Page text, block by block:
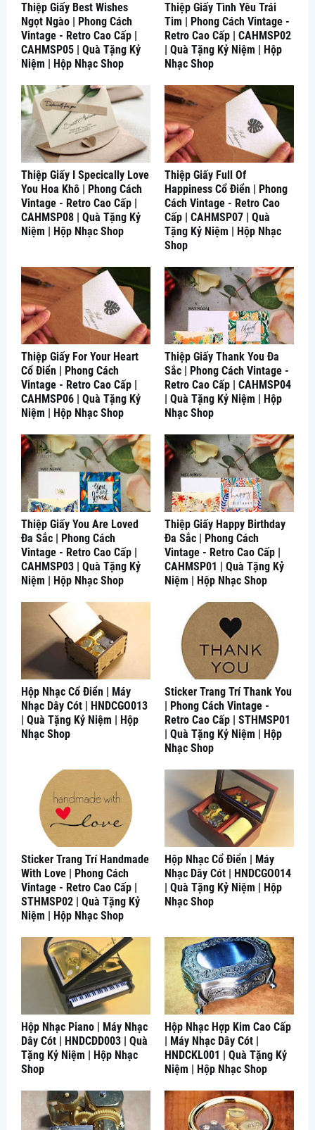
Thiệp Giấy Best Wishes
Ngọt Ngào | Phong Cách
Vintage - Retro Cao Cấp |
CAHMSP05 | Quà Tặng Kỷ
Niệm | Hộp Nhạc Shop
Thiệp Giấy Tình Yêu Trái
Tim | Phong Cách Vintage -
Retro Cao Cấp | CAHMSP02
| Quà Tặng Kỷ Niệm | Hộp
Nhạc Shop
Thiệp Giấy I Specically Love
You Hoa Khô | Phong Cách
Vintage - Retro Cao Cấp |
CAHMSP08 | Quà Tặng Kỷ
Niệm | Hộp Nhạc Shop
Thiệp Giấy Full Of
Happiness Cổ Điển | Phong
Cách Vintage - Retro Cao
Cấp | CAHMSP07 | Quà
Tặng Kỷ Niệm | Hộp Nhạc
Shop
Thiệp Giấy For Your Heart
Cổ Điển | Phong Cách
Vintage - Retro Cao Cấp |
CAHMSP06 | Quà Tặng Kỷ
Niệm | Hộp Nhạc Shop
Thiệp Giấy Thank You Đa
Sắc | Phong Cách Vintage -
Retro Cao Cấp | CAHMSP04
| Quà Tặng Kỷ Niệm | Hộp
Nhạc Shop
Thiệp Giấy You Are Loved
Đa Sắc | Phong Cách
Vintage - Retro Cao Cấp |
CAHMSP03 | Quà Tặng Kỷ
Niệm | Hộp Nhạc Shop
Thiệp Giấy Happy Birthday
Đa Sắc | Phong Cách
Vintage - Retro Cao Cấp |
CAHMSP01 | Quà Tặng Kỷ
Niệm | Hộp Nhạc Shop
Hộp Nhạc Cổ Điển | Máy
Nhạc Dây Cót | HNDCGO013
| Quà Tặng Kỷ Niệm | Hộp
Nhạc Shop
Sticker Trang Trí Thank You
| Phong Cách Vintage -
Retro Cao Cấp | STHMSP01
| Quà Tặng Kỷ Niệm | Hộp
Nhạc Shop
Sticker Trang Trí Handmade
With Love | Phong Cách
Vintage - Retro Cao Cấp |
STHMSP02 | Quà Tặng Kỷ
Niệm | Hộp Nhạc Shop
Hộp Nhạc Cổ Điển | Máy
Nhạc Dây Cót | HNDCGO014
| Quà Tặng Kỷ Niệm | Hộp
Nhạc Shop
Hộp Nhạc Piano | Máy Nhạc
Dây Cót | HNDCDD003 | Quà
Tặng Kỷ Niệm | Hộp Nhạc
Shop
Hộp Nhạc Hợp Kim Cao Cấp
| Máy Nhạc Dây Cót |
HNDCKL001 | Quà Tặng Kỷ
Niệm | Hộp Nhạc Shop